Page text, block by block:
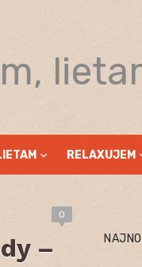
RELAXUJEM
0
–